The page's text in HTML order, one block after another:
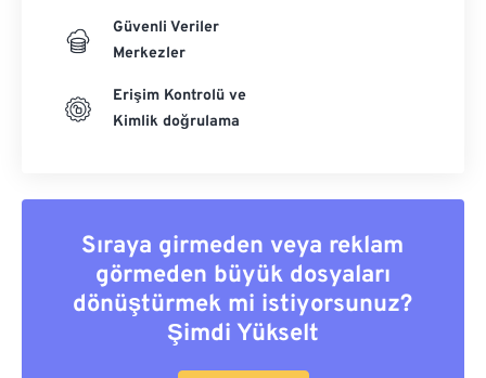
Güvenli Veriler
Merkezler
Erişim Kontrolü ve
Kimlik doğrulama
Sıraya girmeden veya reklam
görmeden büyük dosyaları
dönüştürmek mi istiyorsunuz?
Şimdi Yükselt